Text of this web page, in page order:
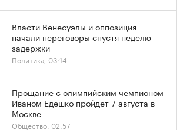
Власти Венесуэлы и оппозиция
начали переговоры спустя неделю
задержки
Политика, 03:14
Прощание с олимпийским чемпионом
Иваном Едешко пройдет 7 августа в
Москве
Общество, 02:57